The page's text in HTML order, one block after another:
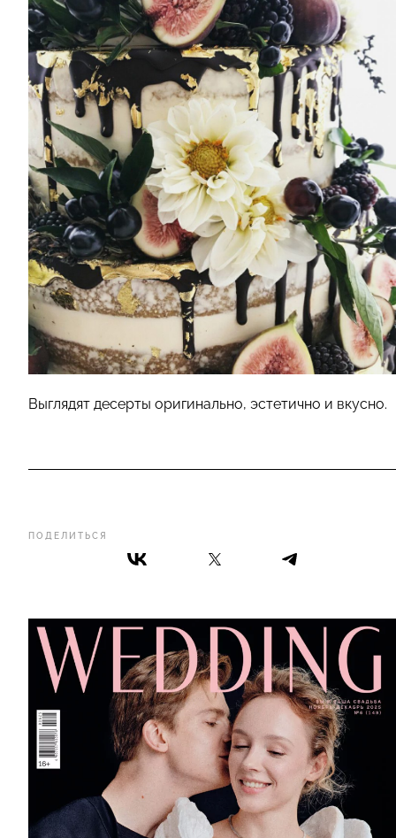
ПОДЕЛИТЬСЯ
Выглядят десерты оригинально, эстетично и вкусно.